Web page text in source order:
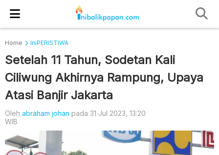
Home IniPERISTIWA
Setelah 11 Tahun, Sodetan Kali
Ciliwung Akhirnya Rampung, Upaya
Atasi Banjir Jakarta
Oleh abraham johan pada 31 Jul 2023, 13:20
WIB